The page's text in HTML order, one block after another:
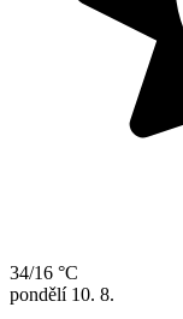
34/16 °C
pondělí 10. 8.